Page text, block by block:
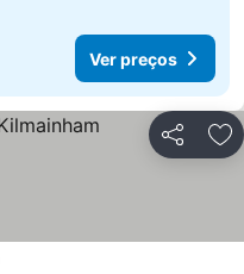
Ver preços
Partilhar